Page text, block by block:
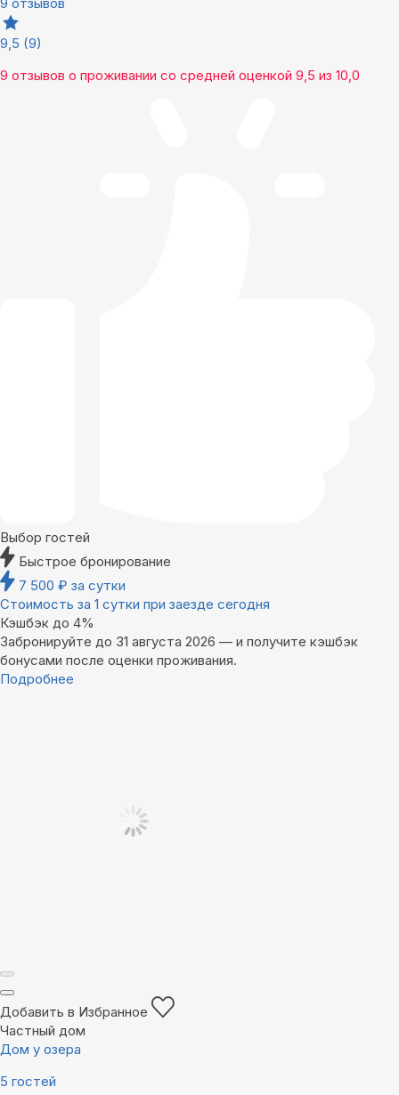
9,5 (9)
9 отзывов о проживании со средней оценкой 9,5 из 10,0
Выбор гостей
Быстрое бронирование
7 500 ₽ за сутки
Стоимость за 1 сутки при заезде сегодня
Кэшбэк до 4%
Забронируйте до 31 августа 2026 — и получите кэшбэк
бонусами после оценки проживания.
Подробнее
Добавить в Избранное
Частный дом
Дом у озера
5 гостей